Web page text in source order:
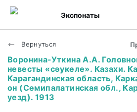
Экспонаты
Вернуться
Воронина-Уткина А.А.
невесты «сǝукеле». Казахи.
Карагандинская область,
он (Семипалатинская обл.,
уезд). 1913